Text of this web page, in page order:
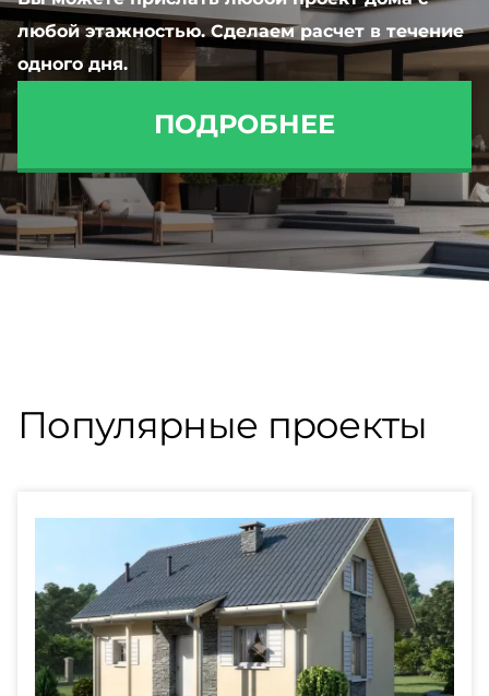
любой этажностью. Сделаем расчет в течение
одного дня.
ПОДРОБНЕЕ
Популярные проекты